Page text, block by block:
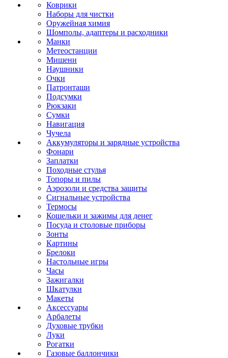
Коврики
Наборы для чистки
Оружейная химия
Шомполы, адаптеры и расходники
Манки
Метеостанции
Мишени
Наушники
Очки
Патронташи
Подсумки
Рюкзаки
Сумки
Навигация
Чучела
Аккумуляторы и зарядные устройства
Фонари
Заплатки
Походные стулья
Топоры и пилы
Аэрозоли и средства защиты
Сигнальные устройства
Термосы
Кошельки и зажимы для денег
Посуда и столовые приборы
Зонты
Картины
Брелоки
Настольные игры
Часы
Зажигалки
Шкатулки
Макеты
Аксессуары
Арбалеты
Духовые трубки
Луки
Рогатки
Газовые баллончики